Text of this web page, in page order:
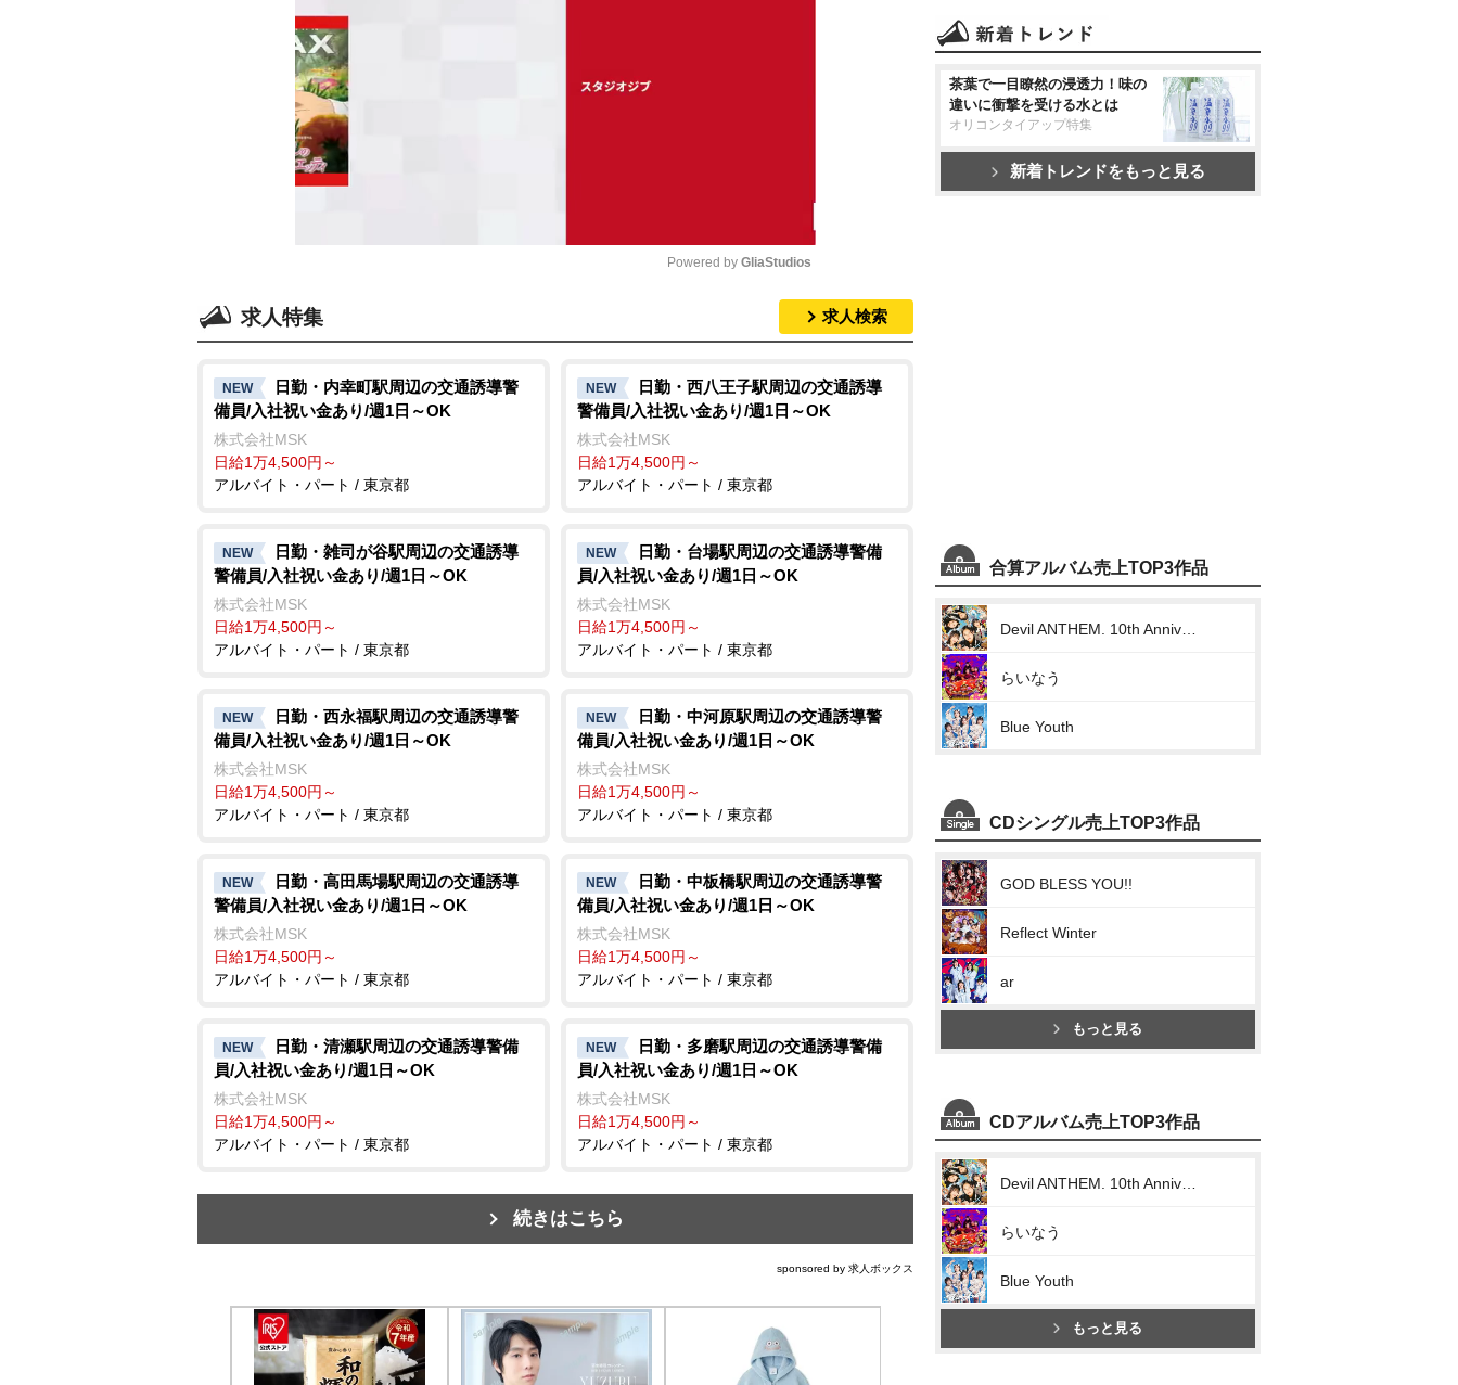
t
e
Powered by GliaStudios
求人特集 求人検索
NEW
日勤・内幸町駅周辺の交通誘導警
備員/入社祝い金あり/週1日～OK
株式会社MSK
日給1万4,500円～
アルバイト・パート / 東京都
NEW
日勤・西八王子駅周辺の交通誘導
警備員/入社祝い金あり/週1日～OK
株式会社MSK
日給1万4,500円～
アルバイト・パート / 東京都
NEW
日勤・雑司が谷駅周辺の交通誘導
警備員/入社祝い金あり/週1日～OK
株式会社MSK
日給1万4,500円～
アルバイト・パート / 東京都
NEW
日勤・台場駅周辺の交通誘導警備
員/入社祝い金あり/週1日～OK
株式会社MSK
日給1万4,500円～
アルバイト・パート / 東京都
NEW
日勤・西永福駅周辺の交通誘導警
備員/入社祝い金あり/週1日～OK
株式会社MSK
日給1万4,500円～
アルバイト・パート / 東京都
NEW
日勤・中河原駅周辺の交通誘導警
備員/入社祝い金あり/週1日～OK
株式会社MSK
日給1万4,500円～
アルバイト・パート / 東京都
NEW
日勤・高田馬場駅周辺の交通誘導
警備員/入社祝い金あり/週1日～OK
株式会社MSK
日給1万4,500円～
アルバイト・パート / 東京都
NEW
日勤・中板橋駅周辺の交通誘導警
備員/入社祝い金あり/週1日～OK
株式会社MSK
日給1万4,500円～
アルバイト・パート / 東京都
NEW
日勤・清瀬駅周辺の交通誘導警備
員/入社祝い金あり/週1日～OK
株式会社MSK
日給1万4,500円～
アルバイト・パート / 東京都
NEW
日勤・多磨駅周辺の交通誘導警備
員/入社祝い金あり/週1日～OK
株式会社MSK
日給1万4,500円～
アルバイト・パート / 東京都
続きはこちら
sponsored by 求人ボックス
茶葉で一目瞭然の浸透力！味の
違いに衝撃を受ける水とは
オリコンタイアップ特集
新着トレンドをもっと見る
合算アルバム売上TOP3作品
らいなう
Blue Youth
CDシングル売上TOP3作品
GOD BLESS YOU!!
Reflect Winter
ar
もっと見る
CDアルバム売上TOP3作品
らいなう
Blue Youth
もっと見る